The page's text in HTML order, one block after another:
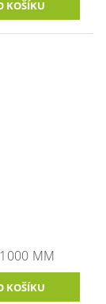
1000 MM